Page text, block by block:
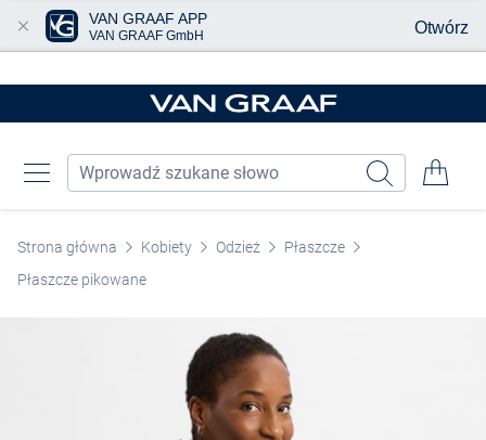
Strona główna Kobiety Odzież
Płaszcze
Płaszcze pikowane
VAN GRAAF APP
VAN GRAAF GmbH Otwórz